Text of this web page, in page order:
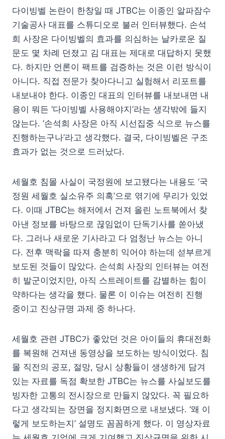
다이빙벨 논란이 한창일 때 JTBC는 이종인 알파잠수
기술공사 대표를 스튜디오로 불러 인터뷰했다. 손석
희 사장은 다이빙벨의 효과를 의심하는 날카로운 질
문도 몇 차례 던졌고 김 대표는 제대로 대답하지 못했
다. 하지만 언론이 팩트를 검증하는 것은 이런 방식이
아니다. 직접 전문가 찾아다니고 실험해서 리포트를
내보내야 한다. 이종인 대표의 인터뷰를 내보내면 내
용이 뭐든 ‘다이빙벨 사용해야지’라는 생각밖에 들지
않는다. ‘손석희 사장은 아직 시선집중 식으로 뉴스를
진행하는구나’라고 생각했다. 결국, 다이빙벨은 구조
효과가 없는 것으로 드러났다.
세월호 침몰 사실이 국정원에 보고됐다는 내용도 ‘국
정원 세월호 실소유주 의혹’으로 엮기에 무리가 있었
다. 이때 JTBC는 해저에서 건져 올린 노트북에서 찾
아낸 정보를 바탕으로 끊임없이 단독기사를 쏟아냈
다. 그러나 새로운 기사라고 다 엄청난 뉴스는 아니
다. 전후 맥락을 따져 충분히 익어야 하는데 섣부르게
보도된 것들이 많았다. 손석희 사장의 인터뷰는 여전
히 발군이었지만, 아직 스트레이트를 감별하는 힘이
약하다는 생각을 했다. 물론 이 이슈는 여전히 진행
중이고 진상규명 과제 중 하나다.
세월호 관련 JTBC가 좋았던 것은 아이들의 휴대전화
를 복원해 건져낸 동영상을 보도하는 방식이었다. 침
몰 직전의 공포, 절망, 당시 상황들이 생생하게 담겨
있는 자료를 독점 확보한 JTBC는 뉴스를 사실보도를
빙자한 고통의 전시장으로 만들지 않았다. 꼭 필요하
다고 생각되는 장면을 정지화면으로 내보냈다. ‘왜 이
렇게 보도하는지’ 설명도 꼼꼼하게 했다. 이 영상자료